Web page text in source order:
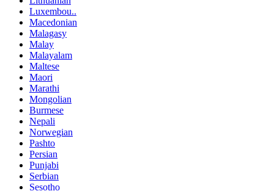
Luxembou..
Macedonian
Malagasy
Malay
Malayalam
Maltese
Maori
Marathi
Mongolian
Burmese
Nepali
Norwegian
Pashto
Persian
Punjabi
Serbian
Sesotho